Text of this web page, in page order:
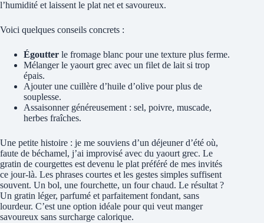
l’humidité et laissent le plat net et savoureux.
Voici quelques conseils concrets :
Égoutter le fromage blanc pour une texture plus ferme.
Mélanger le yaourt grec avec un filet de lait si trop
épais.
Ajouter une cuillère d’huile d’olive pour plus de
souplesse.
Assaisonner généreusement : sel, poivre, muscade,
herbes fraîches.
Une petite histoire : je me souviens d’un déjeuner d’été où,
faute de béchamel, j’ai improvisé avec du yaourt grec. Le
gratin de courgettes est devenu le plat préféré de mes invités
ce jour-là. Les phrases courtes et les gestes simples suffisent
souvent. Un bol, une fourchette, un four chaud. Le résultat ?
Un gratin léger, parfumé et parfaitement fondant, sans
lourdeur. C’est une option idéale pour qui veut manger
savoureux sans surcharge calorique.